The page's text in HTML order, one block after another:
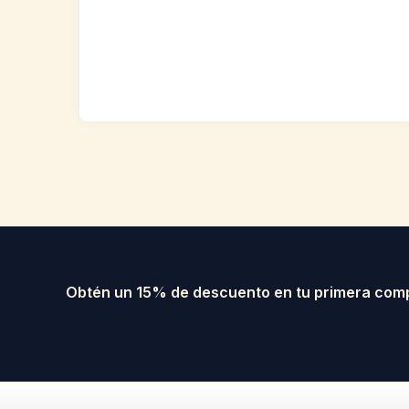
Obtén un 15% de descuento en tu primera